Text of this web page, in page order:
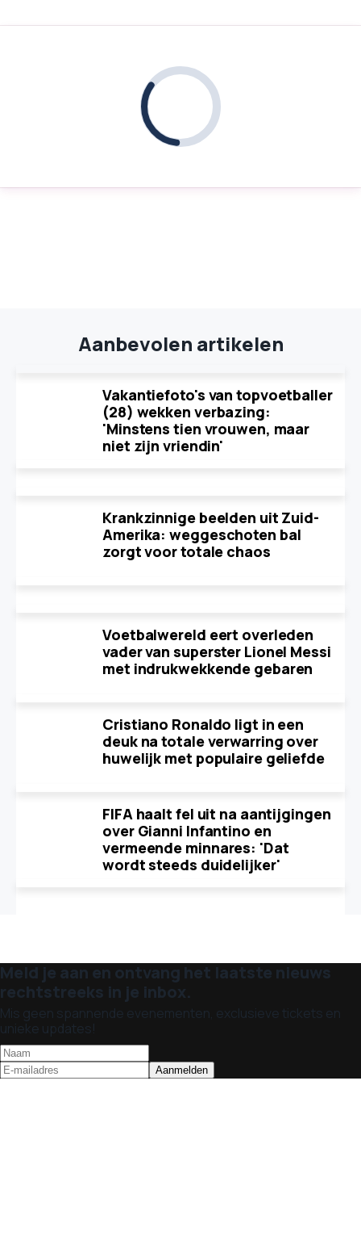
Aanbevolen artikelen
Vakantiefoto's van topvoetballer
(28) wekken verbazing:
'Minstens tien vrouwen, maar
niet zijn vriendin'
Krankzinnige beelden uit Zuid-
Amerika: weggeschoten bal
zorgt voor totale chaos
Voetbalwereld eert overleden
vader van superster Lionel Messi
met indrukwekkende gebaren
Cristiano Ronaldo ligt in een
deuk na totale verwarring over
huwelijk met populaire geliefde
FIFA haalt fel uit na aantijgingen
over Gianni Infantino en
vermeende minnares: 'Dat
wordt steeds duidelijker'
Meld je aan en ontvang het laatste nieuws
rechtstreeks in je inbox.
Mis geen spannende evenementen, exclusieve tickets en
unieke updates!